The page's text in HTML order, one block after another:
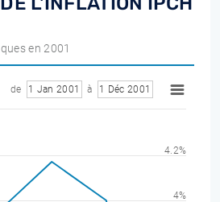
en 2001
de 1 Jan 2001 à 1 Déc 2001
4%
4.2%